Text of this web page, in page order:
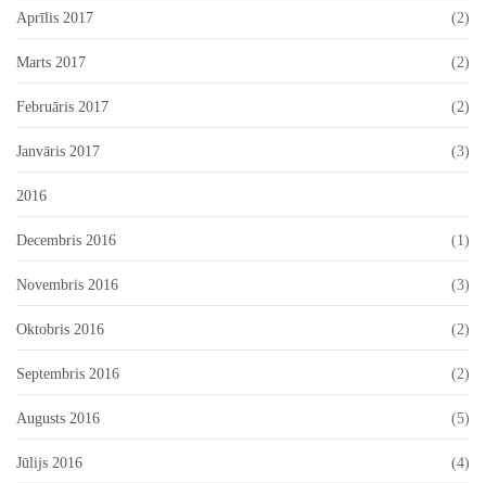
Aprīlis 2017 (2)
Marts 2017 (2)
Februāris 2017 (2)
Janvāris 2017 (3)
2016
Decembris 2016 (1)
Novembris 2016 (3)
Oktobris 2016 (2)
Septembris 2016 (2)
Augusts 2016 (5)
Jūlijs 2016 (4)